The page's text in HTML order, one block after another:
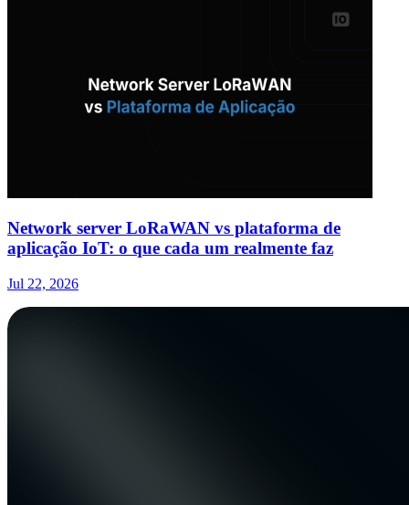
Network server LoRaWAN vs plataforma de
aplicação IoT: o que cada um realmente faz
Jul 22, 2026